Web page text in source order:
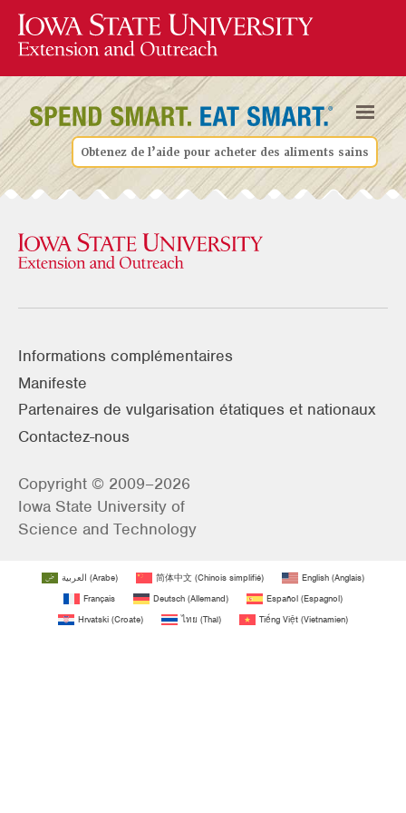
Obtenez de l’aide pour acheter des aliments sains
Informations complémentaires
Manifeste
Partenaires de vulgarisation étatiques et nationaux
Contactez-nous
Copyright © 2009–2026
Iowa State University of
Science and Technology
العربية (Arabe) 简体中文 (Chinois simplifié) English (Anglais)
Français
Deutsch (Allemand) Español (Espagnol)
Hrvatski (Croate) ไทย (Thaï) Tiếng Việt (Vietnamien)